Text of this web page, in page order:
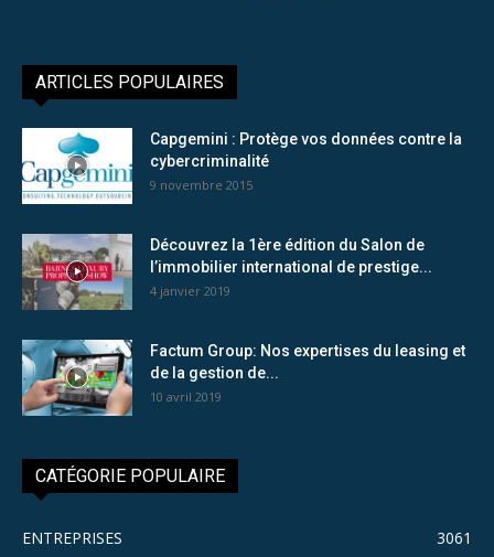
ARTICLES POPULAIRES
Capgemini : Protège vos données contre la
cybercriminalité
9 novembre 2015
Découvrez la 1ère édition du Salon de
l’immobilier international de prestige...
4 janvier 2019
Factum Group: Nos expertises du leasing et
de la gestion de...
10 avril 2019
CATÉGORIE POPULAIRE
ENTREPRISES
3061